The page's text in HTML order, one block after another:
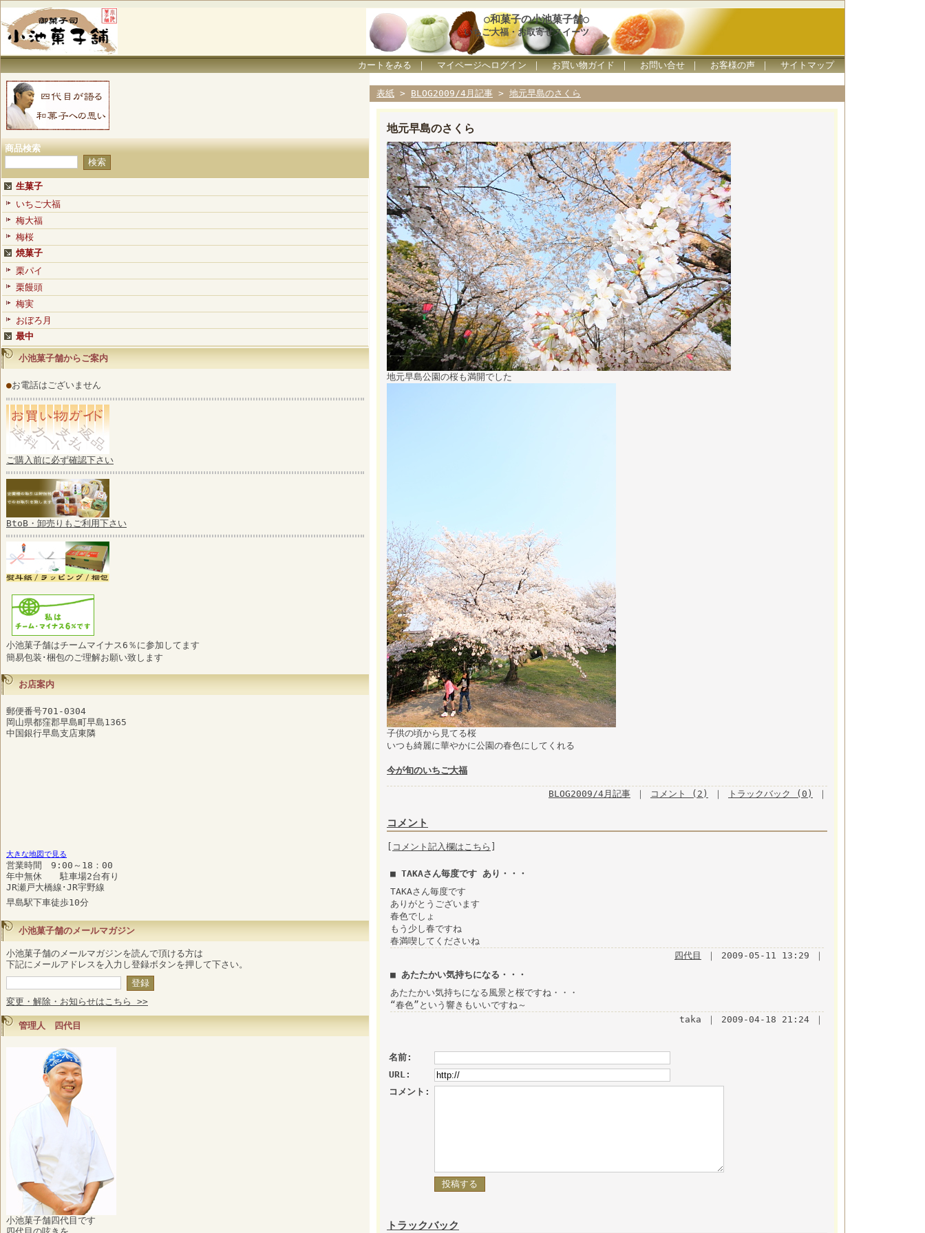
○和菓子の小池菓子舗○
いちご大福・お取寄せスイーツ
カートをみる ｜ マイページへログイン ｜ お買い物ガイド ｜ お問い合せ ｜ お客様の声 ｜ サイトマップ
商品検索
生菓子
いちご大福
梅大福
梅桜
焼菓子
栗パイ
栗饅頭
梅実
おぼろ月
最中
小池菓子舗からご案内
●お電話はございません
ご購入前に必ず確認下さい
BtoB・卸売りもご利用下さい
小池菓子舗はチームマイナス6％に参加してます
簡易包装･梱包のご理解お願い致します
お店案内
郵便番号701-0304
岡山県都窪郡早島町早島1365
中国銀行早島支店東隣
大きな地図で見る
営業時間 9:00～18：00
年中無休 駐車場2台有り
JR瀬戸大橋線･JR宇野線
早島駅下車徒歩10分
小池菓子舗のメールマガジン
小池菓子舗のメールマガジンを読んで頂ける方は
下記にメールアドレスを入力し登録ボタンを押して下さい。
変更・解除・お知らせはこちら >>
管理人 四代目
小池菓子舗四代目です
表紙 > BLOG2009/4月記事 > 地元早島のさくら
地元早島のさくら
地元早島公園の桜も満開でした
子供の頃から見てる桜
いつも綺麗に華やかに公園の春色にしてくれる
今が旬のいちご大福
BLOG2009/4月記事 ｜ コメント (2) ｜ トラックバック (0) ｜
コメント
コメント記入欄はこちら
■ TAKAさん毎度です あり・・・
TAKAさん毎度です
ありがとうございます
春色でしょ
もう少し春ですね
春満喫してくださいね
四代目
｜ 2009-05-11 13:29 ｜
■ あたたかい気持ちになる・・・
あたたかい気持ちになる風景と桜ですね・・・
“春色”という響きもいいですね～
taka ｜ 2009-04-18 21:24 ｜
名前:
URL:
コメント:
トラックバック